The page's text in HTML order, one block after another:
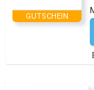
GUTSCHEIN